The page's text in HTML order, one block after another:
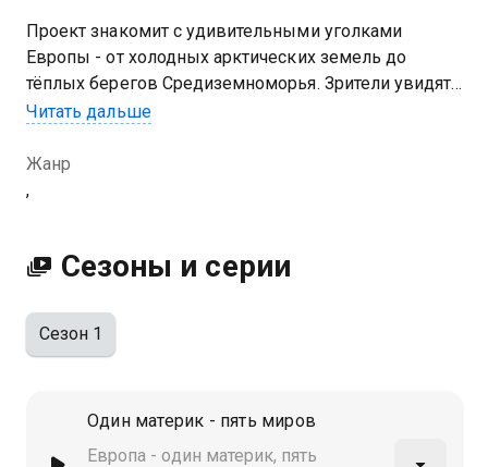
Проект знакомит с удивительными уголками
Европы - от холодных арктических земель до
тёплых берегов Средиземноморья. Зрители увидят
голубых китов, белых медведей, беркутов и редких
обитания
Читать дальше
Жанр
,
Сезоны и серии
Сезон 1
Один материк - пять миров
Европа - один материк, пять